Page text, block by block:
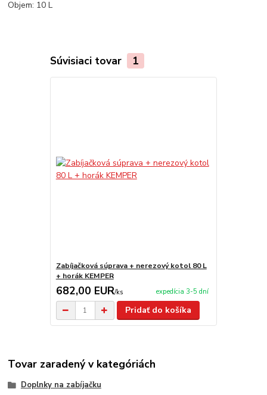
Objem: 10 L
Súvisiaci tovar 1
Zabíjačková súprava + nerezový kotol 80 L
+ horák KEMPER
682,00 EUR/ks expedícia 3-5 dní
Pridať do košíka
Tovar zaradený v kategóriách
Doplnky na zabíjačku